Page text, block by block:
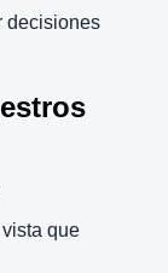
decisiones
que